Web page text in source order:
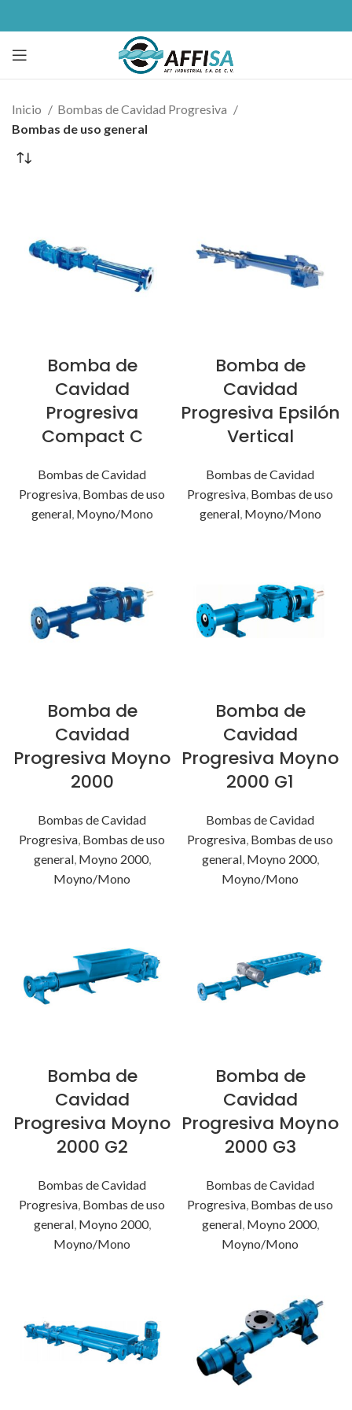
Inicio
Bombas de Cavidad Progresiva
Bombas de uso general
Bomba de
Cavidad
Progresiva
Compact C
Bombas de Cavidad
Progresiva, Bombas de uso
general, Moyno/Mono
Bomba de
Cavidad
Progresiva Epsilón
Vertical
Bombas de Cavidad
Progresiva, Bombas de uso
general, Moyno/Mono
Bomba de
Cavidad
Progresiva Moyno
2000
Bombas de Cavidad
Progresiva, Bombas de uso
general, Moyno 2000,
Moyno/Mono
Bomba de
Cavidad
Progresiva Moyno
2000 G1
Bombas de Cavidad
Progresiva, Bombas de uso
general, Moyno 2000,
Moyno/Mono
Bomba de
Cavidad
Progresiva Moyno
2000 G2
Bombas de Cavidad
Progresiva, Bombas de uso
general, Moyno 2000,
Moyno/Mono
Bomba de
Cavidad
Progresiva Moyno
2000 G3
Bombas de Cavidad
Progresiva, Bombas de uso
general, Moyno 2000,
Moyno/Mono